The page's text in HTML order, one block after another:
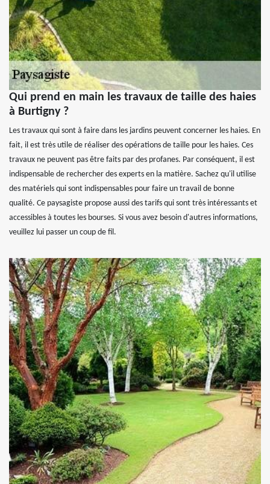
Qui prend en main les travaux de taille des haies
à Burtigny ?
Les travaux qui sont à faire dans les jardins peuvent concerner les haies. En
fait, il est très utile de réaliser des opérations de taille pour les haies. Ces
travaux ne peuvent pas être faits par des profanes. Par conséquent, il est
indispensable de rechercher des experts en la matière. Sachez qu'il utilise
des matériels qui sont indispensables pour faire un travail de bonne
qualité. Ce paysagiste propose aussi des tarifs qui sont très intéressants et
accessibles à toutes les bourses. Si vous avez besoin d'autres informations,
veuillez lui passer un coup de fil.